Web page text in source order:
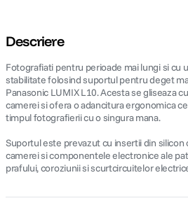
Descriere
Fotografiati pentru perioade mai lungi si cu
stabilitate folosind suportul pentru deget
Panasonic LUMIX L10. Acesta se gliseaza
camerei si ofera o adancitura ergonomica
timpul fotografierii cu o singura mana.
Suportul este prevazut cu insertii din silicon
camerei si componentele electronice ale
prafului, coroziunii si scurtcircuitelor